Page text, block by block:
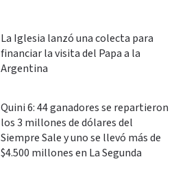
La Iglesia lanzó una colecta para
financiar la visita del Papa a la
Argentina
Quini 6: 44 ganadores se repartieron
los 3 millones de dólares del
Siempre Sale y uno se llevó más de
$4.500 millones en La Segunda